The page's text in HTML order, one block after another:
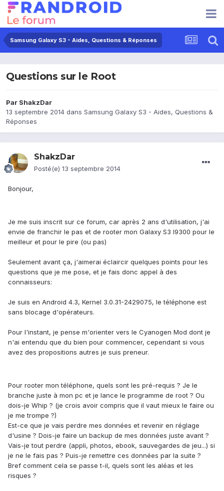
Samsung Galaxy S3 - Aides, Questions & Réponses
Questions sur le Root
Par ShakzDar
13 septembre 2014 dans Samsung Galaxy S3 - Aides, Questions &
Réponses
ShakzDar
Posté(e) 13 septembre 2014
Bonjour,
Je me suis inscrit sur ce forum, car après 2 ans d'utilisation, j'ai
envie de franchir le pas et de rooter mon Galaxy S3 I9300 pour le
meilleur et pour le pire (ou pas)
Seulement avant ça, j'aimerai éclaircir quelques points pour les
questions que je me pose, et je fais donc appel à des
connaisseurs:
Je suis en Android 4.3, Kernel 3.0.31-2429075, le téléphone est
sans blocage d'opérateurs.
Pour l'instant, je pense m'orienter vers le Cyanogen Mod dont je
n'ai entendu que du bien pour commencer, cependant si vous
avez des propositions autres je suis preneur.
Pour rooter mon téléphone, quels sont les pré-requis ? Je le
branche juste à mon pc et je lance le programme de root ? Ou
dois-je Whip ? (je crois avoir compris que il vaut mieux le faire ou
je me trompe ?)
Est-ce que je vais perdre mes données et revenir en réglage
d'usine ? Dois-je faire un backup de mes données juste avant ?
Vais-je tout perdre (appli, photos, ebook, sauvegardes de jeu...) si
je ne le fais pas ? Puis-je remettre ces données par la suite ?
Bref comment cela se passe t-il, quels sont les aléas et les
risques ?